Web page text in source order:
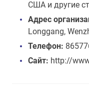
США и другие
Адрес
Longgang,
Телефон:
Сайт: http://